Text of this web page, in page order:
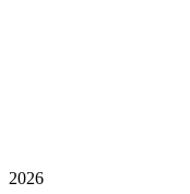
2026